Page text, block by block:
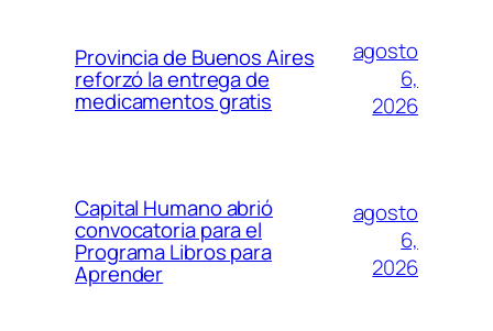
Provincia de Buenos Aires
reforzó la entrega de
medicamentos gratis
agosto
6,
2026
Capital Humano abrió
convocatoria para el
Programa Libros para
Aprender
agosto
6,
2026